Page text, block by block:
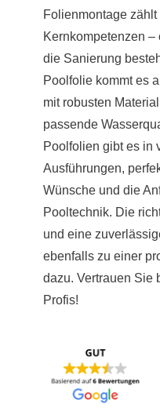
Folienmontage zählt
Kernkompetenzen
die Sanierung
Poolfolie kommt es
mit robusten
passende
Poolfolien gibt es in
Ausführungen,
Wünsche und die
Pooltechnik. Die
und eine
ebenfalls zu einer
dazu. Vertrauen Sie
Profis!